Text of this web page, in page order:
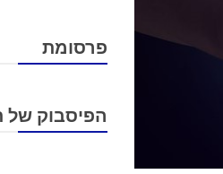
פרסומת
הפיסבוק של